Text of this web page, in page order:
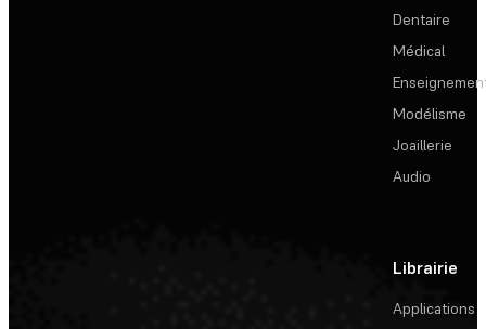
Dentaire
Médical
Modélisme
Joaillerie
Audio
Librairie
Applications